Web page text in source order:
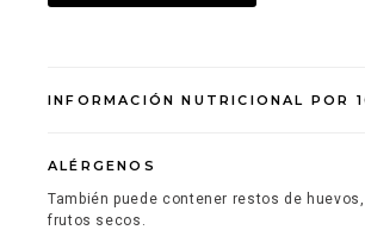
INFORMACIÓN NUTRICIONAL POR
ALÉRGENOS
También puede contener restos de
frutos secos.